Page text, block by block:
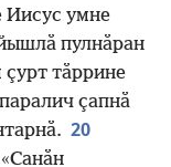
Иисус умне
пулнӑран
тӑррине
ҫапнӑ
20